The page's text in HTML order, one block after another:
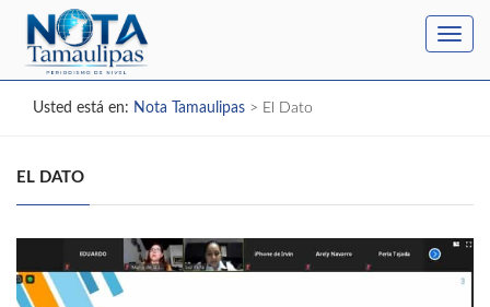
Usted está en: Nota Tamaulipas > El Dato
EL DATO